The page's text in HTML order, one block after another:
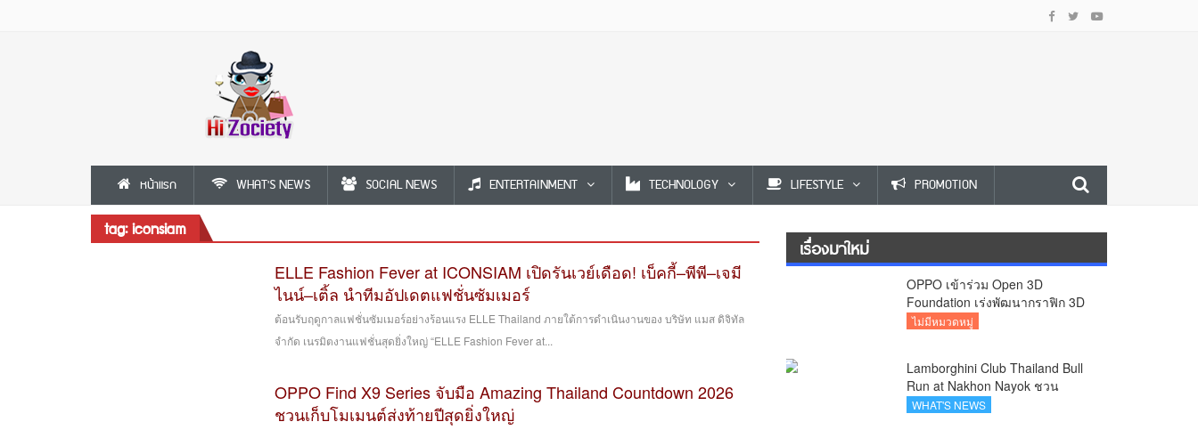
หน้าแรก WHAT'S NEWS SOCIAL NEWS ENTERTAINMENT TECHNOLOGY LIFESTYLE PROMOTION
tag: iconsiam
ELLE Fashion Fever at ICONSIAM เปิดรันเวย์เดือด! เบ็คกี้–พีพี–เจมี
ไนน์–เติ้ล นำทีมอัปเดตแฟชั่นซัมเมอร์
ต้อนรับฤดูกาลแฟชั่นซัมเมอร์อย่างร้อนแรง ELLE Thailand ภายใต้การดำเนินงานของ บริษัท แมส ดิจิทัล
จำกัด เนรมิตงานแฟชั่นสุดยิ่งใหญ่ “ELLE Fashion Fever at...
OPPO Find X9 Series จับมือ Amazing Thailand Countdown 2026
ชวนเก็บโมเมนต์ส่งท้ายปีสุดยิ่งใหญ่
เรื่องมาใหม่
OPPO เข้าร่วม Open 3D
Foundation เร่งพัฒนากราฟิก 3D
บนอุปกรณ์มือถือ
ไม่มีหมวดหมู่
Lamborghini Club Thailand Bull
Run at Nakhon Nayok ชวน
คาราวานกระทิงดุ สัมผัสธรรมชาติ
WHAT'S NEWS